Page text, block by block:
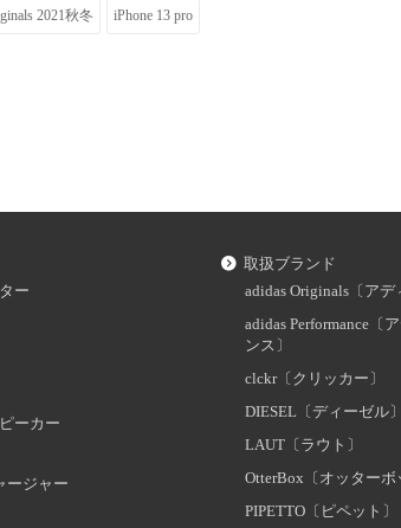
2021秋冬 iPhone 13 pro
ー
ーカー
ージャー
取扱ブランド
adidas Originals〔アデ
adidas Performance〔
ンス〕
clckr〔クリッカー〕
DIESEL〔ディーゼル〕
LAUT〔ラウト〕
OtterBox〔オッターボ
PIPETTO〔ピペット〕